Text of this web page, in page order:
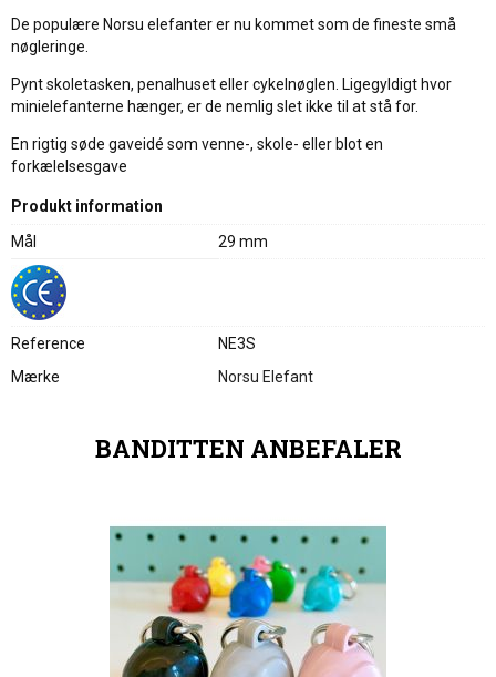
De populære Norsu elefanter er nu kommet som de fineste små
nøgleringe.
Pynt skoletasken, penalhuset eller cykelnøglen. Ligegyldigt hvor
minielefanterne hænger, er de nemlig slet ikke til at stå for.
En rigtig søde gaveidé som venne-, skole- eller blot en
forkælelsesgave
Produkt information
Mål
29 mm
Reference
NE3S
Mærke
Norsu Elefant
BANDITTEN ANBEFALER